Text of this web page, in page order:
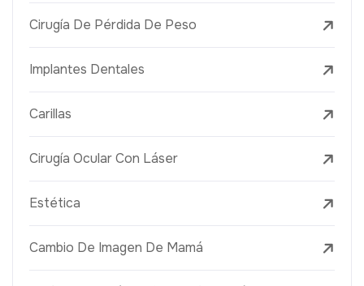
Cirugía De Pérdida De Peso
Implantes Dentales
Carillas
Cirugía Ocular Con Láser
Estética
Cambio De Imagen De Mamá